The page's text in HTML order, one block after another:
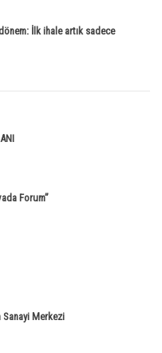
İlk ihale artık sadece
Forum”
Merkezi